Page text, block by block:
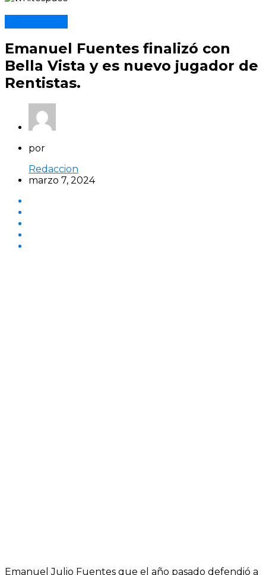
Emanuel Fuentes finalizó con
Bella Vista y es nuevo jugador de
Rentistas.
por
Redaccion
marzo 7, 2024
Emanuel Julio Fuentes que el año pasado defendió a